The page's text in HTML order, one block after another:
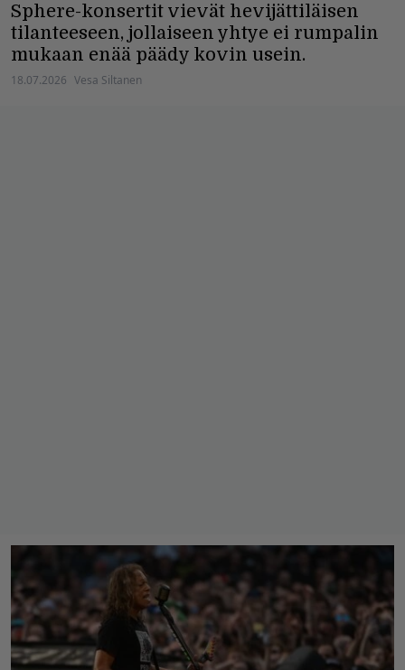
Sphere-konsertit vievät hevijättiläisen
tilanteeseen, jollaiseen yhtye ei rumpalin
mukaan enää päädy kovin usein.
18.07.2026 Vesa Siltanen